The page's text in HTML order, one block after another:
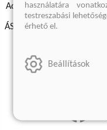
Adatvédelmi szabályzatok
ÁSZF - Vásárlási feltételek
Szállítási
használatára
testreszabási
érhető el.
Beállítások